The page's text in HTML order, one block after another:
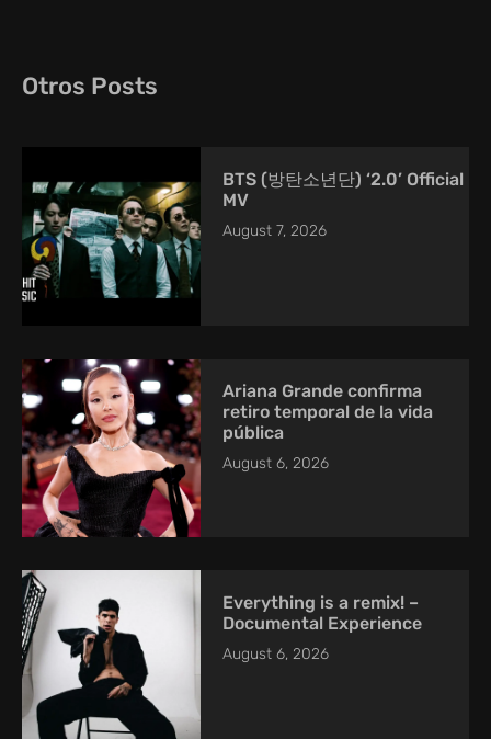
Otros Posts
BTS (방탄소년단) ‘2.0’ Official
MV
August 7, 2026
Ariana Grande confirma
retiro temporal de la vida
pública
August 6, 2026
Everything is a remix! –
Documental Experience
August 6, 2026